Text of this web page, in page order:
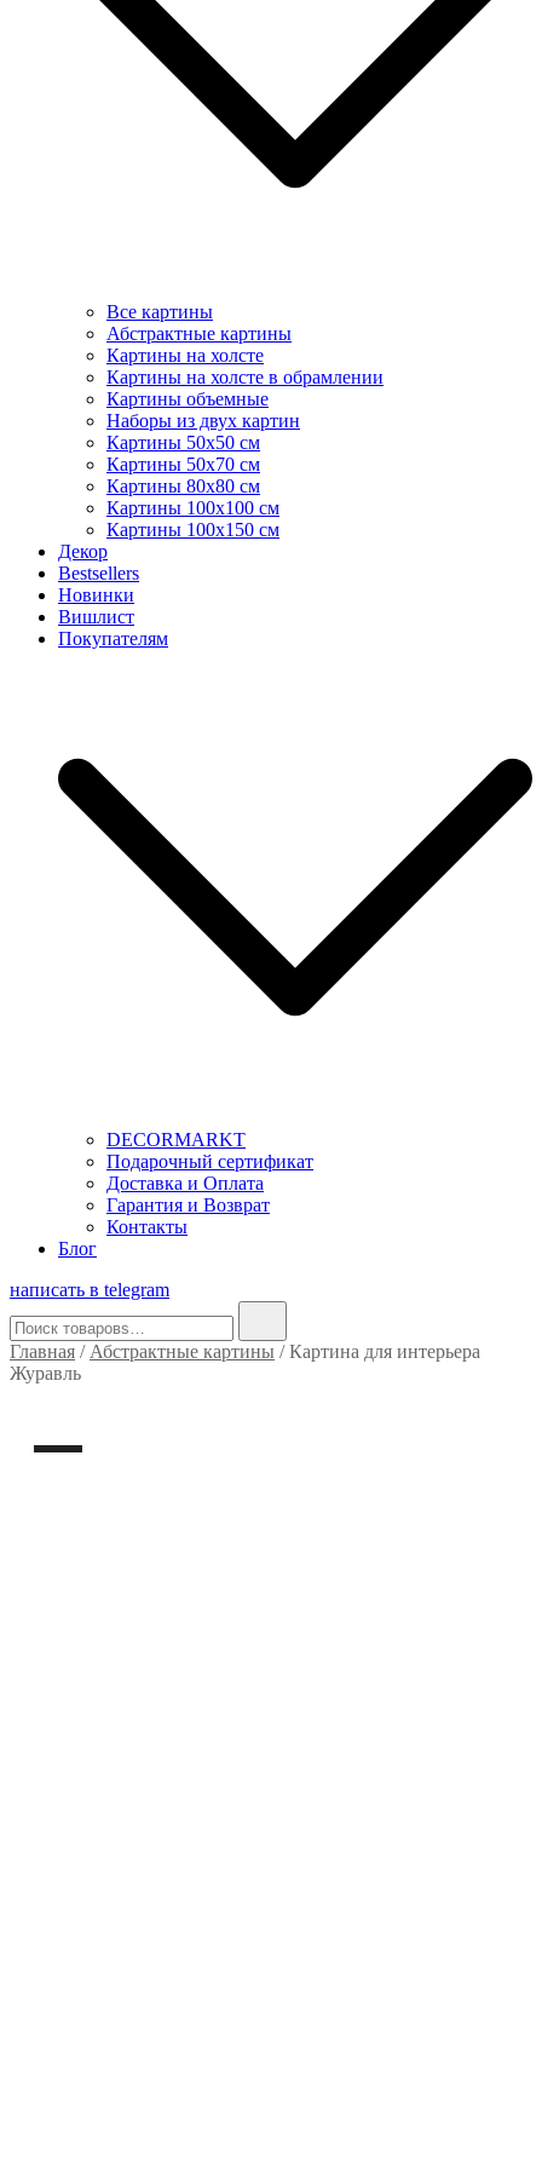
Все картины
Абстрактные картины
Картины на холсте
Картины на холсте в обрамлении
Картины объемные
Наборы из двух картин
Картины 50х50 см
Картины 50х70 см
Картины 80х80 см
Картины 100х100 см
Картины 100х150 см
Декор
Bestsellers
Новинки
Вишлист
Покупателям
DECORMARKT
Подарочный сертификат
Доставка и Оплата
Гарантия и Возврат
Контакты
Блог
написать в telegram
Главная / Абстрактные картины / Картина для интерьера
Журавль